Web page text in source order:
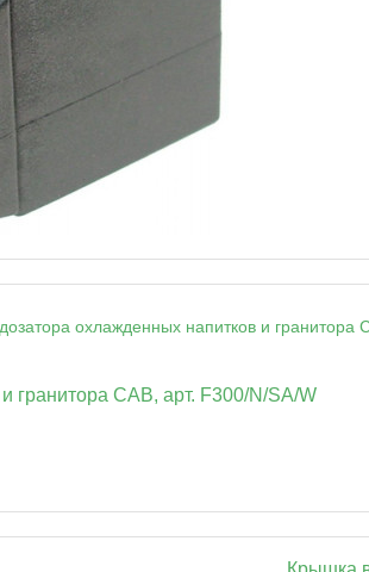
гранитора CAB, арт. F300/N/SA/W